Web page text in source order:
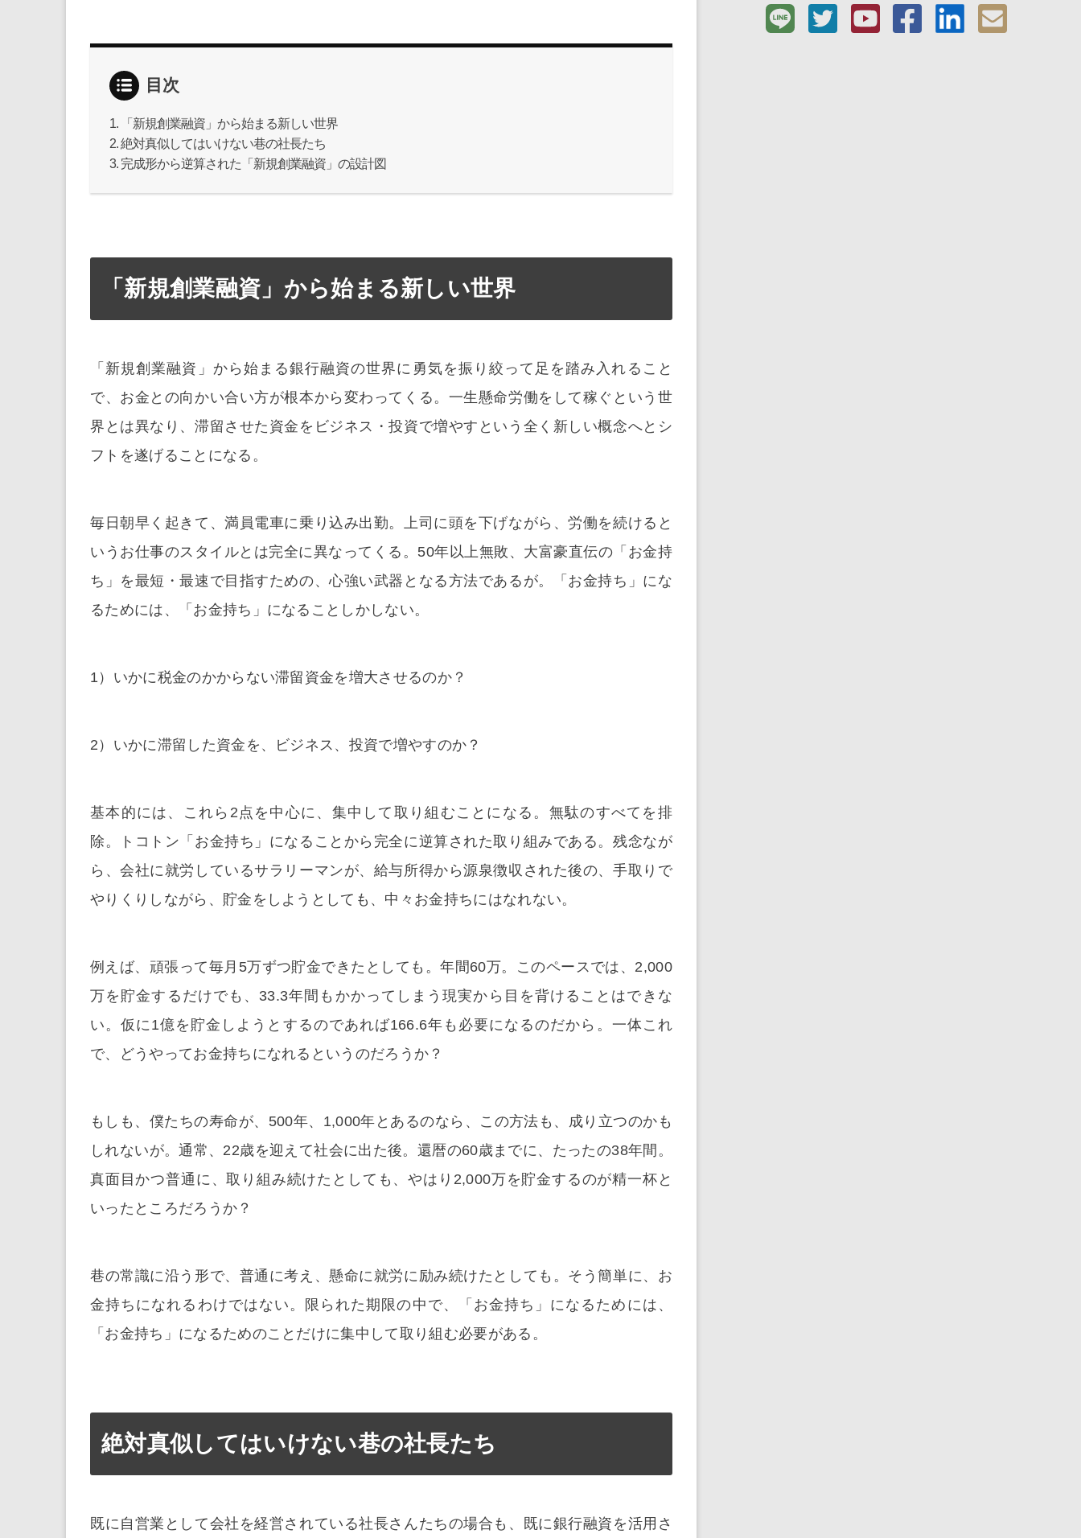
目次
「新規創業融資」から始まる新しい世界
絶対真似してはいけない巷の社長たち
完成形から逆算された「新規創業融資」の設計図
「新規創業融資」から始まる新しい世界
「新規創業融資」から始まる銀行融資の世界に勇気を振り絞って足を踏み入れること
で、お金との向かい合い方が根本から変わってくる。一生懸命労働をして稼ぐという世
界とは異なり、滞留させた資金をビジネス・投資で増やすという全く新しい概念へとシ
フトを遂げることになる。
毎日朝早く起きて、満員電車に乗り込み出勤。上司に頭を下げながら、労働を続けると
いうお仕事のスタイルとは完全に異なってくる。50年以上無敗、大富豪直伝の「お金持
ち」を最短・最速で目指すための、心強い武器となる方法であるが。「お金持ち」にな
るためには、「お金持ち」になることしかしない。
1）いかに税金のかからない滞留資金を増大させるのか？
2）いかに滞留した資金を、ビジネス、投資で増やすのか？
基本的には、これら2点を中心に、集中して取り組むことになる。無駄のすべてを排
除。トコトン「お金持ち」になることから完全に逆算された取り組みである。残念なが
ら、会社に就労しているサラリーマンが、給与所得から源泉徴収された後の、手取りで
やりくりしながら、貯金をしようとしても、中々お金持ちにはなれない。
例えば、頑張って毎月5万ずつ貯金できたとしても。年間60万。このペースでは、2,000
万を貯金するだけでも、33.3年間もかかってしまう現実から目を背けることはできな
い。仮に1億を貯金しようとするのであれば166.6年も必要になるのだから。一体これ
で、どうやってお金持ちになれるというのだろうか？
もしも、僕たちの寿命が、500年、1,000年とあるのなら、この方法も、成り立つのかも
しれないが。通常、22歳を迎えて社会に出た後。還暦の60歳までに、たったの38年間。
真面目かつ普通に、取り組み続けたとしても、やはり2,000万を貯金するのが精一杯と
いったところだろうか？
巷の常識に沿う形で、普通に考え、懸命に就労に励み続けたとしても。そう簡単に、お
金持ちになれるわけではない。限られた期限の中で、「お金持ち」になるためには、
「お金持ち」になるためのことだけに集中して取り組む必要がある。
絶対真似してはいけない巷の社長たち
既に自営業として会社を経営されている社長さんたちの場合も、既に銀行融資を活用さ